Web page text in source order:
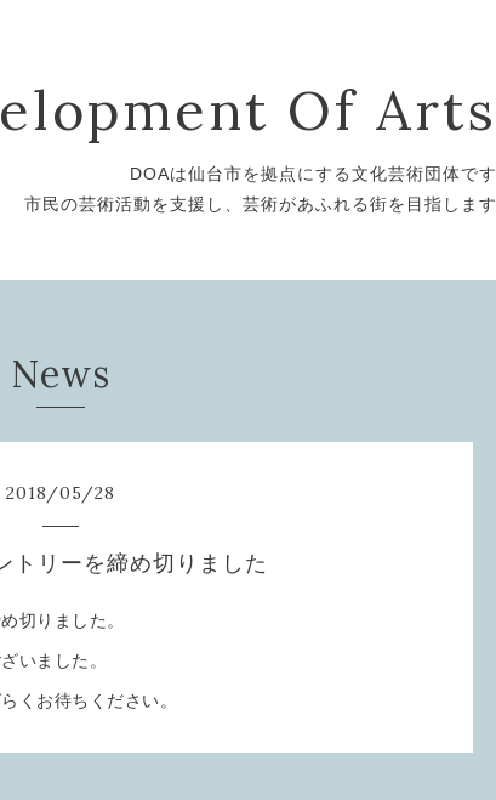
Of Arts
DOAは仙台市を拠点にする文化芸術団体です
市民の芸術活動を支援し、芸術があふれる街を目指します
News
2018/05/28
トリーを締め切りました
切りました。
いました。
くお待ちください。